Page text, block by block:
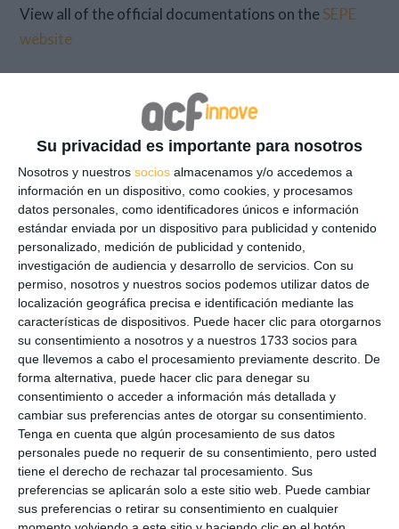
Su privacidad es importante para nosotros
Nosotros y nuestros socios almacenamos y/o accedemos a
información en un dispositivo, como cookies, y procesamos
datos personales, como identificadores únicos e información
estándar enviada por un dispositivo para publicidad y contenido
personalizado, medición de publicidad y contenido,
investigación de audiencia y desarrollo de servicios. Con su
permiso, nosotros y nuestros socios podemos utilizar datos de
localización geográfica precisa e identificación mediante las
características de dispositivos. Puede hacer clic para otorgarnos
su consentimiento a nosotros y a nuestros 1733 socios para
que llevemos a cabo el procesamiento previamente descrito. De
forma alternativa, puede hacer clic para denegar su
consentimiento o acceder a información más detallada y
cambiar sus preferencias antes de otorgar su consentimiento.
Tenga en cuenta que algún procesamiento de sus datos
personales puede no requerir de su consentimiento, pero usted
tiene el derecho de rechazar tal procesamiento. Sus
preferencias se aplicarán solo a este sitio web. Puede cambiar
sus preferencias o retirar su consentimiento en cualquier
View all of the official documentations on theSEPE
website
FIND OUT MORE
with no obligations
Full
name
E-
mail
Phone
Message